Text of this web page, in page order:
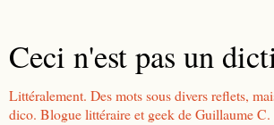
Ceci n'est pas un
Littéralement. Des mots sous divers reflets,
dico. Blogue littéraire et geek de Guillaume C.